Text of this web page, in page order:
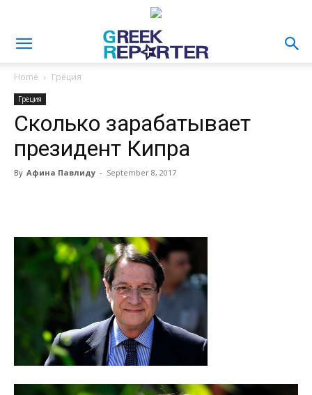
Home Греция
Греция
Сколько зарабатывает
президент Кипра
By Афина Павлиду - September 8, 2017